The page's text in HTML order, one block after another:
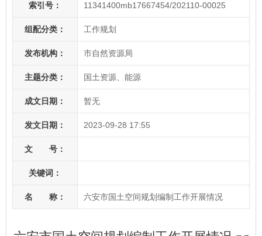
索引号： 11341400mb17667454/202110-00025
组配分类： 工作规划
发布机构： 市自然资源局
主题分类： 国土资源、能源
成文日期： 暂无
发文日期： 2023-09-28 17:55
文 号：
关键词：
名 称： 六安市国土空间规划编制工作开展情况